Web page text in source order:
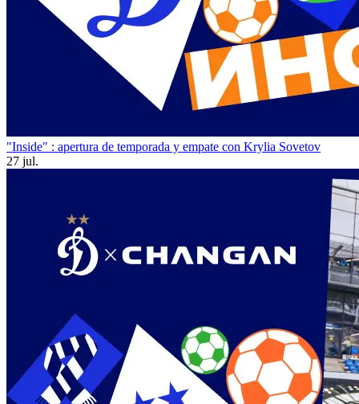
"Inside" : apertura de temporada y empate con Krylia Sovetov
27 jul.